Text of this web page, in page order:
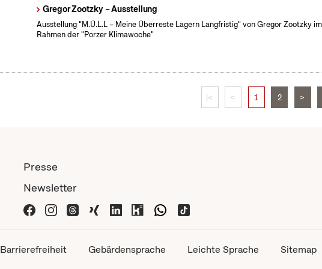
Gregor Zootzky – Ausstellung
Ausstellung "M.Ü.L.L – Meine Überreste Lagern Langfristig" von Gregor Zootzky im
Rahmen der "Porzer Klimawoche"
|< < 1 2 >
Presse
Newsletter
Barrierefreiheit Gebärdensprache Leichte Sprache Sitemap